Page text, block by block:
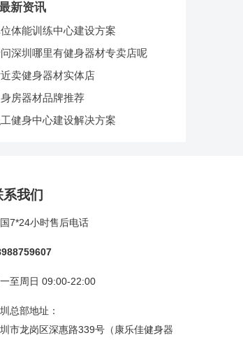
新资讯
体能训练中心建设方案
深圳哪里有健身器材专卖店呢
卖健身器材实体店
房器材品牌推荐
健身中心建设解决方案
系我们
7*24小时售后电话
至周日 09:00-22:00
总部地址：
市龙岗区深惠路339号（康乐佳健身器